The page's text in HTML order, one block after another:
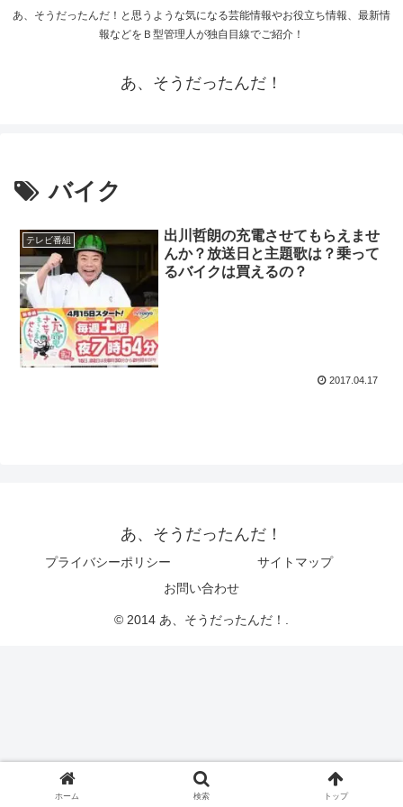
あ、そうだったんだ！と思うような気になる芸能情報やお役立ち情報、最新情
報などをＢ型管理人が独自目線でご紹介！
あ、そうだったんだ！
バイク
テレビ番組
出川哲朗の充電させてもらえませ
んか？放送日と主題歌は？乗って
るバイクは買えるの？
2017.04.17
あ、そうだったんだ！
プライバシーポリシー
サイトマップ
お問い合わせ
© 2014 あ、そうだったんだ！.
ホーム 検索 トップ